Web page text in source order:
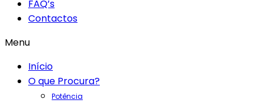
FAQ’s
Contactos
Menu
Início
O que Procura?
Potência